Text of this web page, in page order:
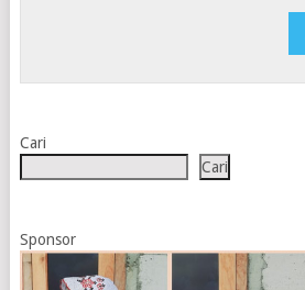
Cari
Cari
Sponsor